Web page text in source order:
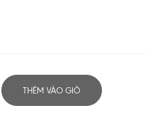
THÊM VÀO GIỎ